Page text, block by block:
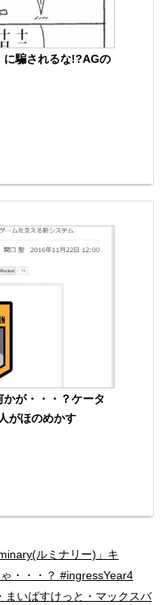
に騙されるな!?AGの
が・・・？ケータ
がほのめかす
ルミナリー)」キ
・・・？ #ingressYear4
まいばすけっと・マックスバ